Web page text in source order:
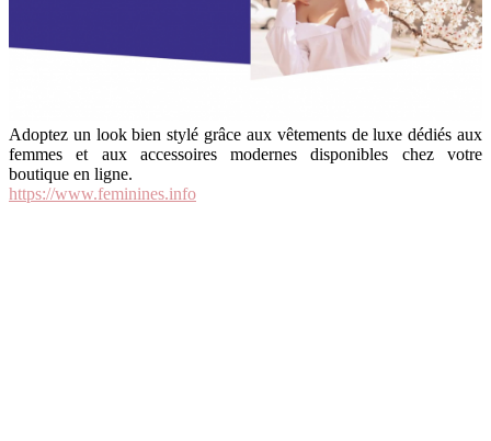
Adoptez un look bien stylé grâce aux vêtements de luxe dédiés aux
femmes et aux accessoires modernes disponibles chez votre
boutique en ligne.
https://www.feminines.info